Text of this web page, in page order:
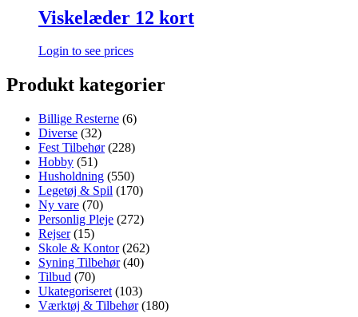
Viskelæder 12 kort
Login to see prices
Produkt kategorier
Billige Resterne (6)
Diverse (32)
Fest Tilbehør (228)
Hobby (51)
Husholdning (550)
Legetøj & Spil (170)
Ny vare (70)
Personlig Pleje (272)
Rejser (15)
Skole & Kontor (262)
Syning Tilbehør (40)
Tilbud (70)
Ukategoriseret (103)
Værktøj & Tilbehør (180)